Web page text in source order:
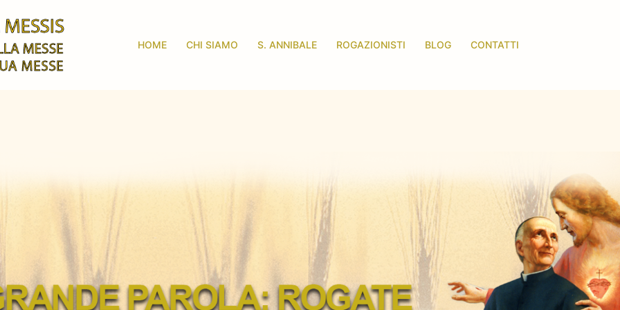
HOME CHI SIAMO S. ANNIBALE ROGAZIONISTI BLOG CONTATTI